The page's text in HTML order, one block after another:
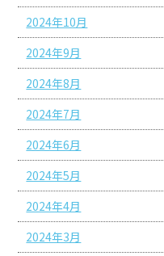
2024年10月
2024年9月
2024年8月
2024年7月
2024年6月
2024年5月
2024年4月
2024年3月